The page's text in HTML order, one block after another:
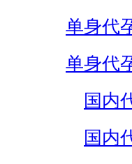
单身代
单身代
国内
国内